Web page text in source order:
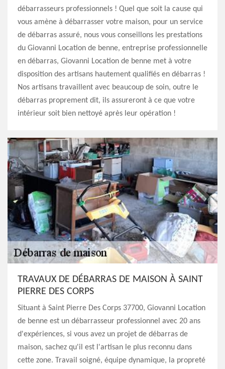
débarrasseurs professionnels ! Quel que soit la cause qui
vous amène à débarrasser votre maison, pour un service
de débarras assuré, nous vous conseillons les prestations
du Giovanni Location de benne, entreprise professionnelle
en débarras, Giovanni Location de benne met à votre
disposition des artisans hautement qualifiés en débarras !
Nos artisans travaillent avec beaucoup de soin, outre le
débarras proprement dit, ils assureront à ce que votre
intérieur soit bien nettoyé après leur opération !
TRAVAUX DE DÉBARRAS DE MAISON À SAINT
PIERRE DES CORPS
Situant à Saint Pierre Des Corps 37700, Giovanni Location
de benne est un débarrasseur professionnel avec 20 ans
d'expériences, si vous avez un projet de débarras de
maison, sachez qu'il est l'artisan le plus reconnu dans
cette zone. Travail soigné, équipe dynamique, la propreté